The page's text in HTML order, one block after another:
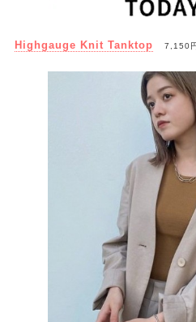
Highgauge Knit Tanktop 7,150